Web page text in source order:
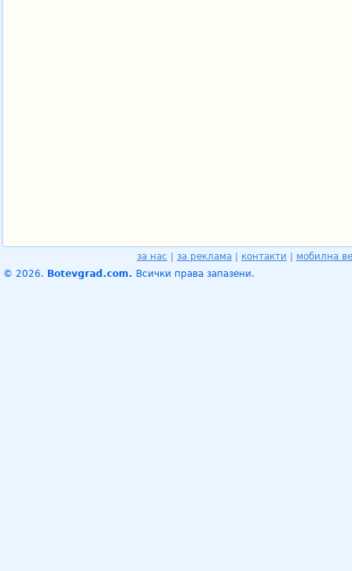
за нас за реклама контакти
мобилна
© 2026. Botevgrad.com. Всички права запазени.